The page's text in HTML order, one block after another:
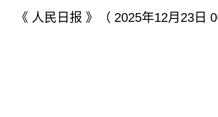
《 人民日报 》（ 2025年12月23日